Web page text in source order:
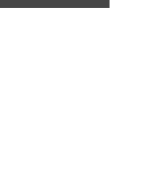
coordinato da
Canali